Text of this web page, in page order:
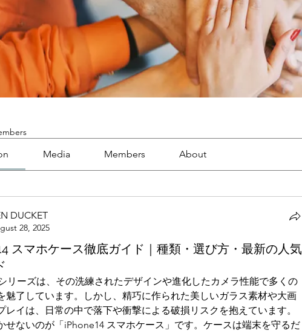
Media Members About
DUCKET
28, 2025
スマホケース徹底ガイド｜種類・選び方・最新の人気
リーズは、その洗練されたデザインや進化したカメラ性能で多くの
魅了しています。しかし、精巧に作られた美しいガラス素材や大画
レイは、日常の中で落下や衝撃による破損リスクを抱えています。
せないのが「iPhone14 スマホケース」です。ケースは端末を守るだ